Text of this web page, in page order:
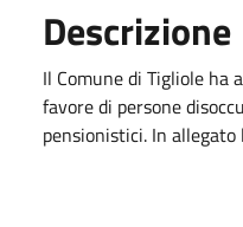
Descrizione
Il Comune di Tigliole
favore di persone
pensionistici. In